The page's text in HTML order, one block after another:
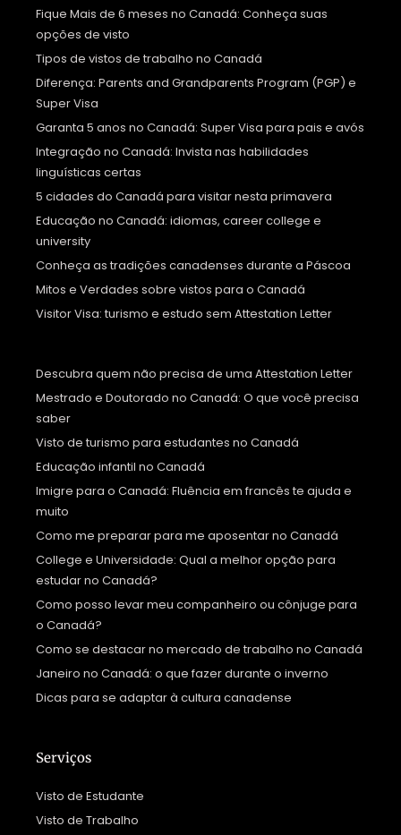
Fique Mais de 6 meses no Canadá: Conheça suas
opções de visto
Tipos de vistos de trabalho no Canadá
Diferença: Parents and Grandparents Program (PGP) e
Super Visa
Garanta 5 anos no Canadá: Super Visa para pais e avós
Integração no Canadá: Invista nas habilidades
linguísticas certas
5 cidades do Canadá para visitar nesta primavera
Educação no Canadá: idiomas, career college e
university
Conheça as tradições canadenses durante a Páscoa
Mitos e Verdades sobre vistos para o Canadá
Visitor Visa: turismo e estudo sem Attestation Letter
Descubra quem não precisa de uma Attestation Letter
Mestrado e Doutorado no Canadá: O que você precisa
saber
Visto de turismo para estudantes no Canadá
Educação infantil no Canadá
Imigre para o Canadá: Fluência em francês te ajuda e
muito
Como me preparar para me aposentar no Canadá
College e Universidade: Qual a melhor opção para
estudar no Canadá?
Como posso levar meu companheiro ou cônjuge para
o Canadá?
Como se destacar no mercado de trabalho no Canadá
Janeiro no Canadá: o que fazer durante o inverno
Dicas para se adaptar à cultura canadense
Serviços
Visto de Estudante
Visto de Trabalho